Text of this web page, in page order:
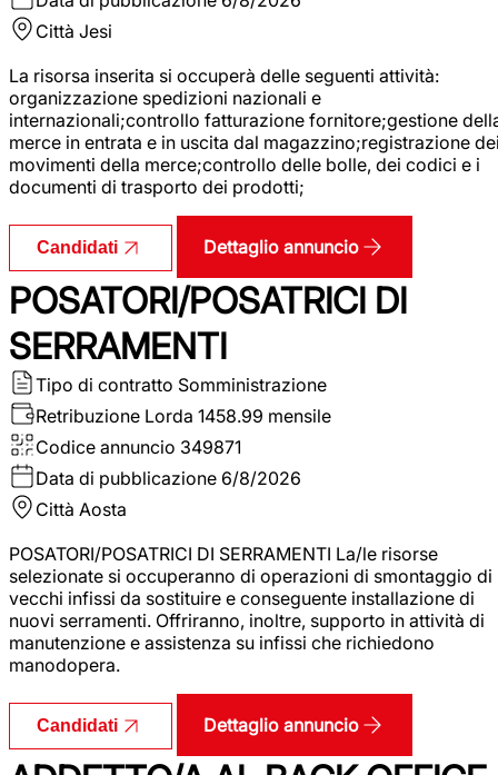
Città Jesi
La risorsa inserita si occuperà delle seguenti attività:
organizzazione spedizioni nazionali e
internazionali;controllo fatturazione fornitore;gestione
merce in entrata e in uscita dal magazzino;registrazione
movimenti della merce;controllo delle bolle, dei codici e i
documenti di trasporto dei prodotti;
Candidati Dettaglio annuncio
POSATORI/POSATRICI DI
SERRAMENTI
Tipo di contratto Somministrazione
Retribuzione Lorda 1458.99 mensile
Codice annuncio 349871
Data di pubblicazione 6/8/2026
Città Aosta
POSATORI/POSATRICI DI SERRAMENTI La/le risorse
selezionate si occuperanno di operazioni di smontaggio di
vecchi infissi da sostituire e conseguente installazione di
nuovi serramenti. Offriranno, inoltre, supporto in attività di
manutenzione e assistenza su infissi che richiedono
manodopera.
Candidati Dettaglio annuncio